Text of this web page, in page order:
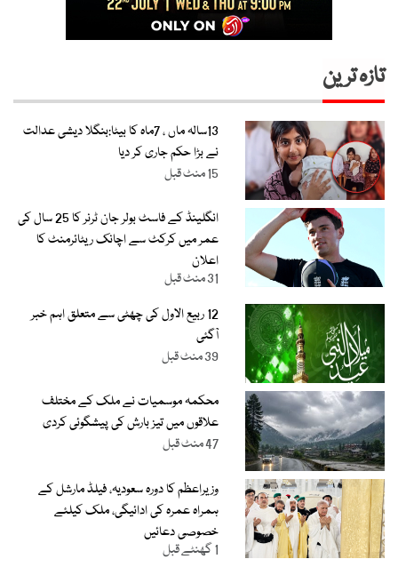
تازہ ترین
13سالہ ماں ، 7ماہ کا بیٹا:بنگلا دیشی عدالت
نے بڑا حکم جاری کر دیا
15 منٹ قبل
انگلینڈ کے فاسٹ بولر جان ٹرنر کا 25 سال کی
عمر میں کرکٹ سے اچانک ریٹائرمنٹ کا
اعلان
31 منٹ قبل
12 ربیع الاول کی چھٹی سے متعلق اہم خبر
آگئی
39 منٹ قبل
محکمہ موسمیات نے ملک کے مختلف
علاقوں میں تیز بارش کی پیشگوئی کردی
47 منٹ قبل
وزیراعظم کا دورہ سعودیہ، فیلڈ مارشل کے
ہمراہ عمرہ کی ادائیگی، ملک کیلئے
خصوصی دعائیں
1 گھنٹے قبل